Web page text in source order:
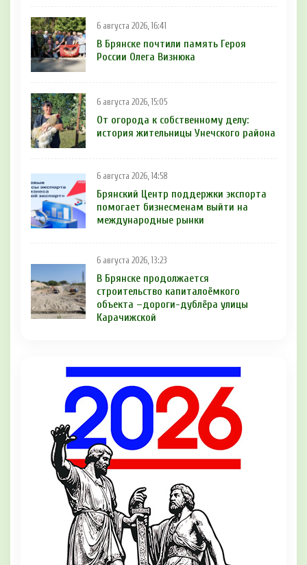
6 августа 2026, 16:41
В Брянске почтили память Героя
России Олега Визнюка
6 августа 2026, 15:05
От огорода к собственному делу:
история жительницы Унечского района
6 августа 2026, 14:58
Брянский Центр поддержки экспорта
помогает бизнесменам выйти на
международные рынки
6 августа 2026, 13:23
В Брянске продолжается
строительство капиталоёмкого
объекта –дороги-дублёра улицы
Карачижской